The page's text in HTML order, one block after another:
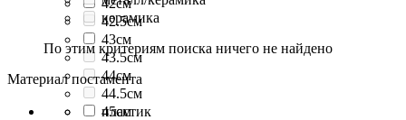
42.5см
43см
43.5см
44см
44.5см
45см
керамика
По этим критериям поиска ничего не найдено
Материал постамента
пластик